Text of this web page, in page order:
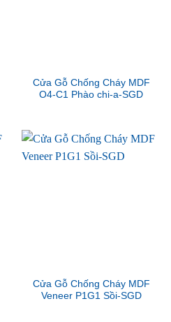
Cửa Gỗ Chống Cháy MDF
O4-C1 Phào chi-a-SGD
Cửa Gỗ Chống Cháy MDF
Veneer P1G1 Sồi-SGD